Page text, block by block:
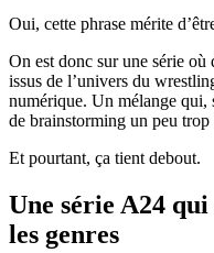
Oui, cette phrase mérite
On est donc sur une série où
issus de l’univers du
numérique. Un mélange qui,
de brainstorming un peu
Et pourtant, ça tient debout.
Une série A24
les genres